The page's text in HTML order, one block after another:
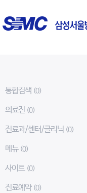
통합검색 (0)
의료진 (0)
진료과/센터/클리닉 (0)
메뉴 (0)
사이트 (0)
진료예약 (0)